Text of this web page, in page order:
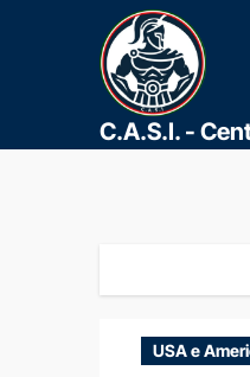
C.A.S.I. -
USA e